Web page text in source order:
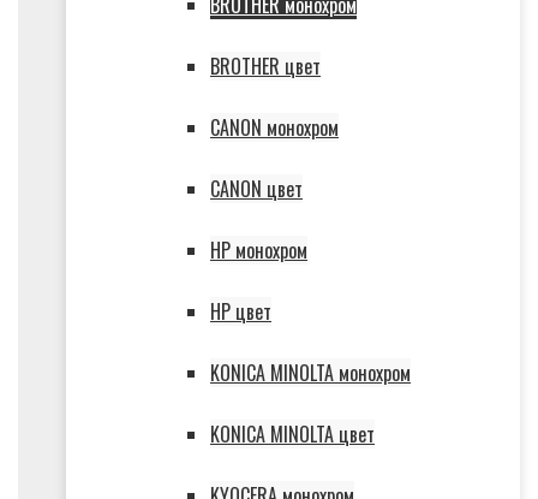
BROTHER цвет
CANON монохром
CANON цвет
HP монохром
HP цвет
KONICA MINOLTA монохром
KONICA MINOLTA цвет